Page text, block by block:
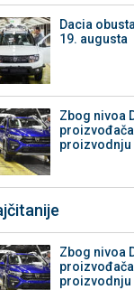
Dacia
19. augusta
Zbog nivoa
proizvodnju
Zbog nivoa
proizvodnju